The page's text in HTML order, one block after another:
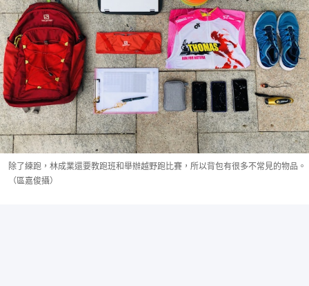
除了練跑，林成業還要教跑班和舉辦越野跑比賽，所以背包有很多不常見的物品。
（區嘉俊攝）